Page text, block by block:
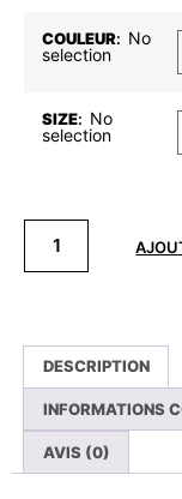
COULEUR: No
selection
SIZE: No
selection
DESCRIPTION
INFORMATIONS
AVIS (0)